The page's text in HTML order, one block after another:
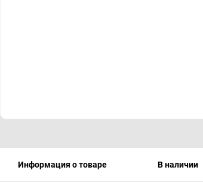
Информация о товаре В наличии